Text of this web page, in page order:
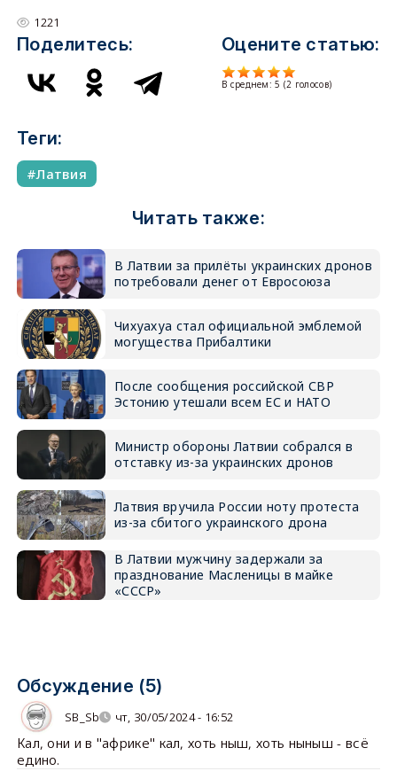
1221
Поделитесь: Оцените статью:
В среднем:5 (2 голосов)
Теги:
Латвия
Читать также:
В Латвии за прилёты украинских дронов
потребовали денег от Евросоюза
Чихуахуа стал официальной эмблемой
могущества Прибалтики
После сообщения российской СВР
Эстонию утешали всем ЕС и НАТО
Министр обороны Латвии собрался в
отставку из-за украинских дронов
Латвия вручила России ноту протеста
из-за сбитого украинского дрона
В Латвии мужчину задержали за
празднование Масленицы в майке
«СССР»
Обсуждение (5)
SB_Sb чт, 30/05/2024 - 16:52
Кал, они и в "африке" кал, хоть ныш, хоть ныныш - всё
едино.